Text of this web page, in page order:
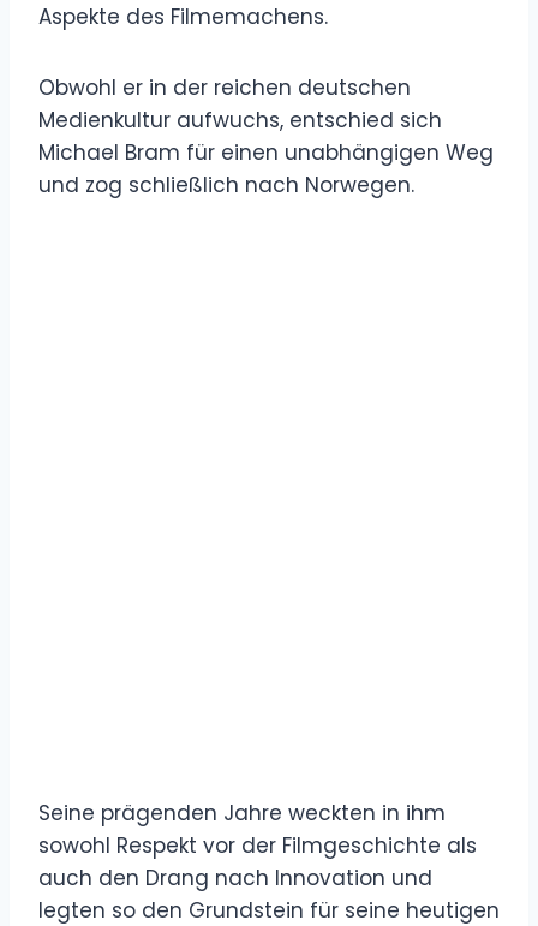
Aspekte des Filmemachens.
Obwohl er in der reichen deutschen
Medienkultur aufwuchs, entschied sich
Michael Bram für einen unabhängigen Weg
und zog schließlich nach Norwegen.
Seine prägenden Jahre weckten in ihm
sowohl Respekt vor der Filmgeschichte als
auch den Drang nach Innovation und
legten so den Grundstein für seine heutigen